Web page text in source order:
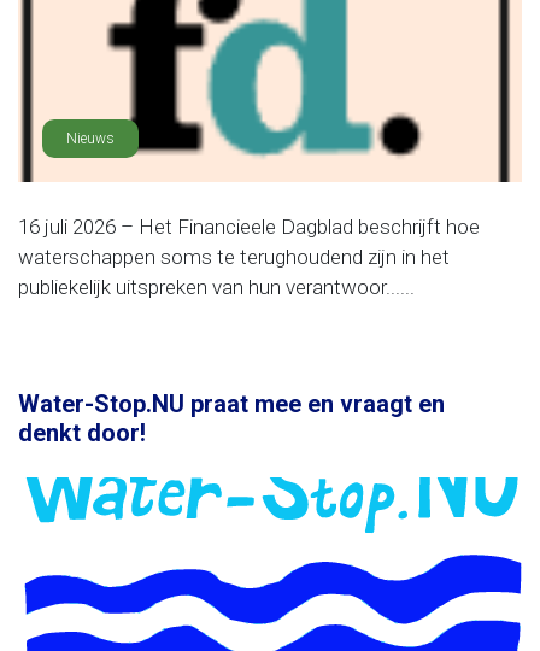
Nieuws
16 juli 2026 – Het Financieele Dagblad beschrijft hoe
waterschappen soms te terughoudend zijn in het
publiekelijk uitspreken van hun verantwoor......
Water-Stop.NU praat mee en vraagt en
denkt door!